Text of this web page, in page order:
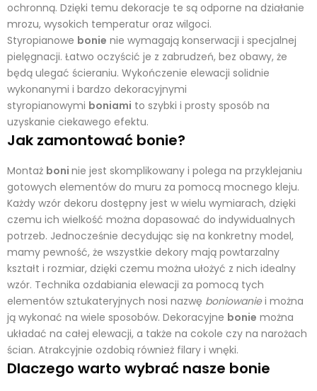
ochronną. Dzięki temu dekoracje te są odporne na działanie
mrozu, wysokich temperatur oraz wilgoci.
Styropianowe bonie nie wymagają konserwacji i specjalnej
pielęgnacji. Łatwo oczyścić je z zabrudzeń, bez obawy, że
będą ulegać ścieraniu. Wykończenie elewacji solidnie
wykonanymi i bardzo dekoracyjnymi
styropianowymi boniami to szybki i prosty sposób na
uzyskanie ciekawego efektu.
Jak zamontować bonie?
Montaż boni nie jest skomplikowany i polega na przyklejaniu
gotowych elementów do muru za pomocą mocnego kleju.
Każdy wzór dekoru dostępny jest w wielu wymiarach, dzięki
czemu ich wielkość można dopasować do indywidualnych
potrzeb. Jednocześnie decydując się na konkretny model,
mamy pewność, że wszystkie dekory mają powtarzalny
kształt i rozmiar, dzięki czemu można ułożyć z nich idealny
wzór. Technika ozdabiania elewacji za pomocą tych
elementów sztukateryjnych nosi nazwę boniowaniei można
ją wykonać na wiele sposobów. Dekoracyjne bonie można
układać na całej elewacji, a także na cokole czy na narożach
ścian. Atrakcyjnie ozdobią również filary i wnęki.
Dlaczego warto wybrać nasze bonie